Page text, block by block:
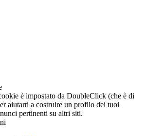
è impostato da DoubleClick (che è di
aiutarti a costruire un profilo dei tuoi
pertinenti su altri siti.